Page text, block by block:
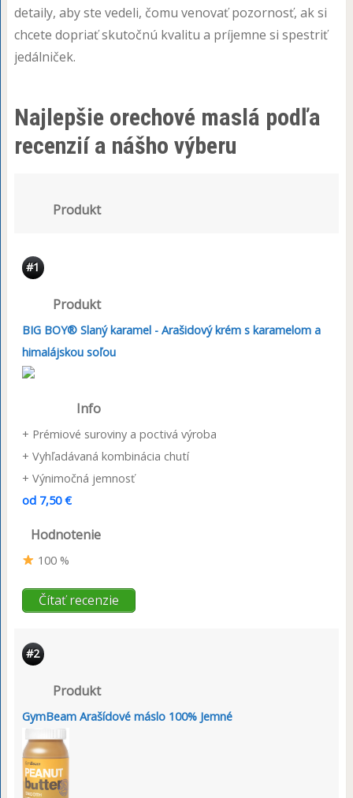
detaily, aby ste vedeli, čomu venovať pozornosť, ak si
chcete dopriať skutočnú kvalitu a príjemne si spestriť
jedálniček.
Najlepšie orechové maslá podľa
recenzií a nášho výberu
Produkt
#1
Produkt
BIG BOY® Slaný karamel - Arašidový krém s karamelom a
himalájskou soľou
Info
+ Prémiové suroviny a poctivá výroba
+ Vyhľadávaná kombinácia chutí
+ Výnimočná jemnosť
od 7,50 €
Hodnotenie
100 %
Čítať recenzie
#2
Produkt
GymBeam Arašídové máslo 100% Jemné